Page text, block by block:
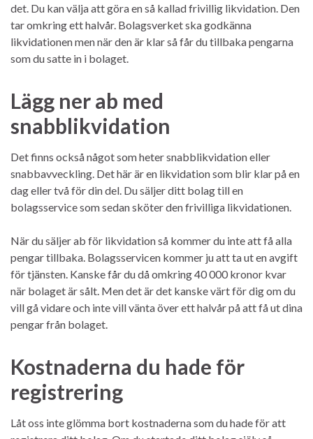
det. Du kan välja att göra en så kallad frivillig likvidation. Den
tar omkring ett halvår. Bolagsverket ska godkänna
likvidationen men när den är klar så får du tillbaka pengarna
som du satte in i bolaget.
Lägg ner ab med
snabblikvidation
Det finns också något som heter snabblikvidation eller
snabbavveckling. Det här är en likvidation som blir klar på en
dag eller två för din del. Du säljer ditt bolag till en
bolagsservice som sedan sköter den frivilliga likvidationen.
När du säljer ab för likvidation så kommer du inte att få alla
pengar tillbaka. Bolagsservicen kommer ju att ta ut en avgift
för tjänsten. Kanske får du då omkring 40 000 kronor kvar
när bolaget är sålt. Men det är det kanske värt för dig om du
vill gå vidare och inte vill vänta över ett halvår på att få ut dina
pengar från bolaget.
Kostnaderna du hade för
registrering
Låt oss inte glömma bort kostnaderna som du hade för att